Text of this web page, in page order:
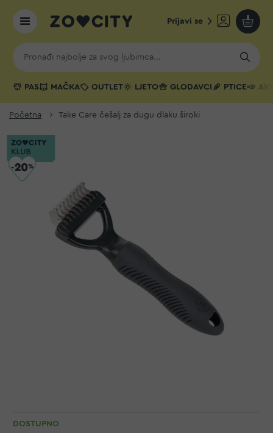
Prijavi se
Moja
PAS MAČKA OUTLET LJETO GLODAVCI PTICE
Početna Take Care češalj za dugu dlaku široki
DOSTUPNO